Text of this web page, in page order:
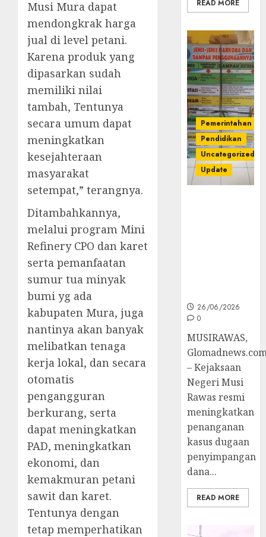
Musi Mura dapat
mendongkrak harga
jual di level petani.
Karena produk yang
dipasarkan sudah
memiliki nilai
tambah, Tentunya
secara umum dapat
meningkatkan
kesejahteraan
masyarakat
setempat,” terangnya.
Ditambahkannya,
melalui program Mini
Refinery CPO dan karet
serta pemanfaatan
sumur tua minyak
bumi yg ada
kabupaten Mura, juga
nantinya akan banyak
melibatkan tenaga
kerja lokal, dan secara
otomatis
pengangguran
berkurang, serta
dapat meningkatkan
PAD, meningkatkan
ekonomi, dan
kemakmuran petani
sawit dan karet.
Tentunya dengan
tetap memperhatikan
READ MORE
Pemerintahan
Pendidikan
Uncategorized
Update
26/06/2026
0
MUSIRAWAS,
– Kejaksaan
Negeri Musi
Rawas resmi
meningkatkan
penanganan
kasus dugaan
penyimpangan
dana...
READ MORE